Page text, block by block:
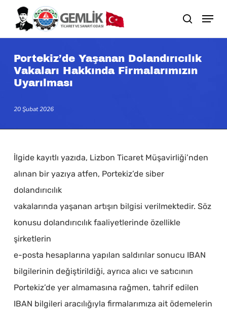
main
content
search
Portekiz’de Yaşanan Dolandırıcılık
Vakaları Hakkında Firmalarımızın
Uyarılması
20 Şubat 2026
İlgide kayıtlı yazıda, Lizbon Ticaret Müşavirliği’nden
alınan bir yazıya atfen, Portekiz’de siber
dolandırıcılık
vakalarında yaşanan artışın bilgisi verilmektedir. Söz
konusu dolandırıcılık faaliyetlerinde özellikle
şirketlerin
e-posta hesaplarına yapılan saldırılar sonucu IBAN
bilgilerinin değiştirildiği, ayrıca alıcı ve satıcının
Portekiz’de yer almamasına rağmen, tahrif edilen
IBAN bilgileri aracılığıyla firmalarımıza ait ödemelerin